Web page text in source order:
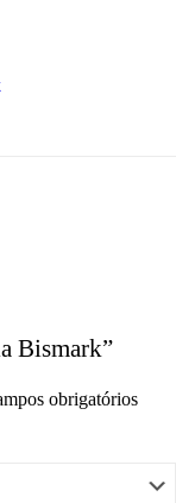
Bismark”
obrigatórios